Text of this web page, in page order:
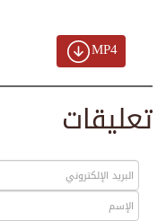
MP4
تعليقات